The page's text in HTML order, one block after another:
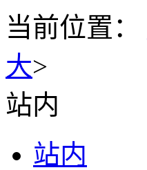
当前位置：
大>
站内
站内